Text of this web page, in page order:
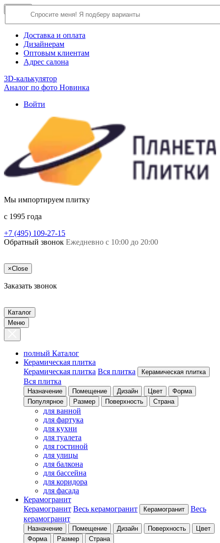
О компании
Доставка и оплата
Дизайнерам
Оптовым клиентам
Адрес салона
3D-калькулятор
Аналог по фото Новинка
Войти
Мы импортируем плитку
c 1995 года
+7 (495) 109-27-15
Обратный звонок Ежедневно с 10:00 до 20:00
×Close
Заказать звонок
Каталог
Меню
полный Каталог
Керамическая плитка
Керамическая плитка Вся плитка Керамическая плитка
Вся плитка
Назначение Помещение Дизайн Цвет
Форма
Популярное
Размер Поверхность Страна
для ванной
для фартука
для кухни
для туалета
для гостиной
для улицы
для балкона
для бассейна
для коридора
для фасада
Керамогранит
Керамогранит Весь керамогранит Керамогранит
Весь
керамогранит
Назначение Помещение Дизайн Поверхность
Цвет
Форма
Размер Страна